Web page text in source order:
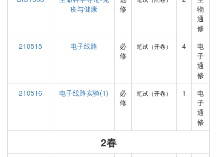
疫与健康
修
物
通
修
210515
电子线路
必
修
笔试（开卷） 4
电
子
通
修
210516
电子线路实验(1)
必
修
笔试（开卷） 1
电
子
通
修
2春